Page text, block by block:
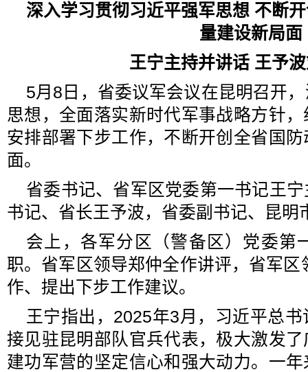
深入学习贯彻习近平强军思想 不断
量建设新局面
王宁主持并讲话 王予
5月8日，省委议军会议在昆明召开
思想，全面落实新时代军事战略方针
安排部署下步工作，不断开创全省国
面。
省委书记、省军区党委第一书记王
书记、省长王予波，省委副书记、昆明
会上，各军分区（警备区）党委第
职。省军区领导郑仲全作讲评，省军
作、提出下步工作建议。
王宁指出，2025年3月，习近平总
接见驻昆明部队官兵代表，极大激发
建功军营的坚定信心和强大动力。一